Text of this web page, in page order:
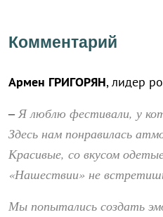
Комментарий
Армен ГРИГОРЯН, лидер
–Я люблю фестивали, у
Здесь нам понравилась
Красивые, со вкусом
«Нашествии» не
Мы попытались создать